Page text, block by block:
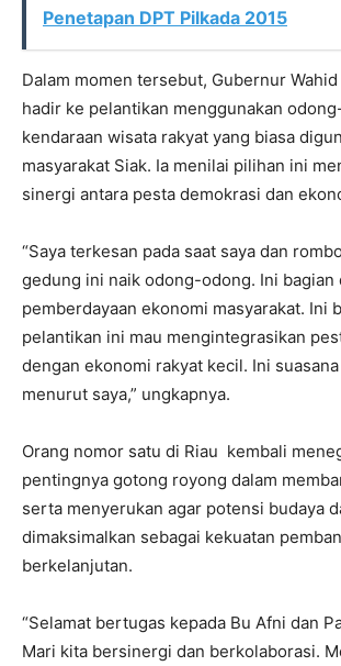
Penetapan DPT Pilkada 2015
Dalam momen tersebut, Gubernur
hadir ke pelantikan menggunakan
kendaraan wisata rakyat yang biasa
masyarakat Siak. Ia menilai pilihan ini
sinergi antara pesta demokrasi dan
“Saya terkesan pada saat saya dan
gedung ini naik odong-odong. Ini bagian
pemberdayaan ekonomi masyarakat. Ini
pelantikan ini mau mengintegrasikan
dengan ekonomi rakyat kecil. Ini
menurut saya,” ungkapnya.
Orang nomor satu di Riau kembali
pentingnya gotong royong dalam
serta menyerukan agar potensi budaya
dimaksimalkan sebagai kekuatan
berkelanjutan.
“Selamat bertugas kepada Bu Afni dan
Mari kita bersinergi dan berkolaborasi.